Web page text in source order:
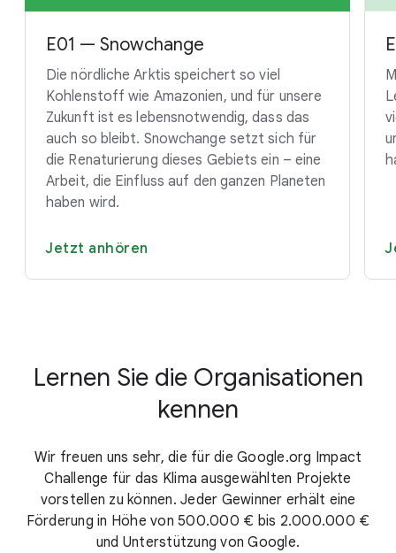
E01 — Snowchange
Die nördliche Arktis speichert so viel
Kohlenstoff wie Amazonien, und für unsere
Zukunft ist es lebensnotwendig, dass das
auch so bleibt. Snowchange setzt sich für
die Renaturierung dieses Gebiets ein – eine
Arbeit, die Einfluss auf den ganzen Planeten
haben wird.
Jetzt anhören
Lernen Sie die Organisationen
kennen
Wir freuen uns sehr, die für die Google.org Impact
Challenge für das Klima ausgewählten Projekte
vorstellen zu können. Jeder Gewinner erhält eine
Förderung in Höhe von 500.000 € bis 2.000.000 €
und Unterstützung von Google.